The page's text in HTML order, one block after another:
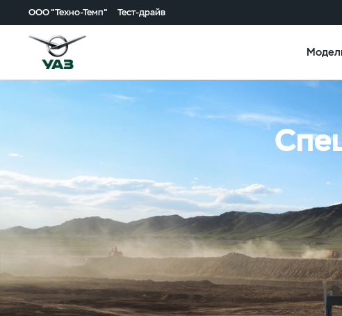
ООО "Техно-Темп" Тест-драйв